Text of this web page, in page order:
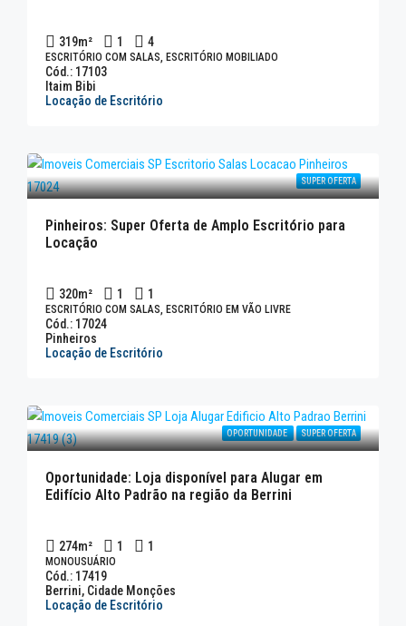
319m² 1 4
ESCRITÓRIO COM SALAS, ESCRITÓRIO MOBILIADO
Cód.: 17103
Itaim Bibi
Locação de Escritório
SUPER OFERTA
Pinheiros: Super Oferta de Amplo Escritório para
Locação
320m² 1 1
ESCRITÓRIO COM SALAS, ESCRITÓRIO EM VÃO LIVRE
Cód.: 17024
Pinheiros
Locação de Escritório
OPORTUNIDADE SUPER OFERTA
Oportunidade: Loja disponível para Alugar em
Edifício Alto Padrão na região da Berrini
274m² 1 1
MONOUSUÁRIO
Cód.: 17419
Berrini, Cidade Monções
Locação de Escritório